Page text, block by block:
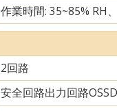
作業時間: 35~85% RH
2回路
安全回路出力回路OSSD